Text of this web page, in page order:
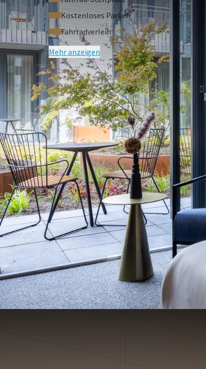
Ihrem Hotelzimmer angeben.
Kostenloses Parken
Fahrradverleih
Mehr anzeigen